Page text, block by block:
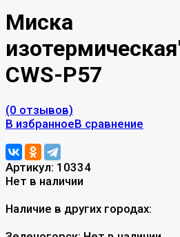
Миска
CWS-Р57
(0 отзывов)
В избранноеВ сравнение
Артикул: 10334
Нет в наличии
Наличие в других городах: